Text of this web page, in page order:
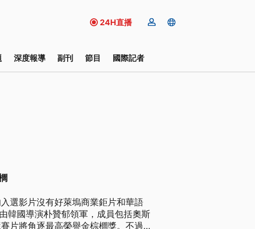
24H直播
深度報導 副刊 節目 國際記者
選影片沒有好萊塢商業鉅片和華語
韓國導演朴贊郁領軍，成員包括奧斯
片將角逐最高榮譽金棕櫚獎。不過